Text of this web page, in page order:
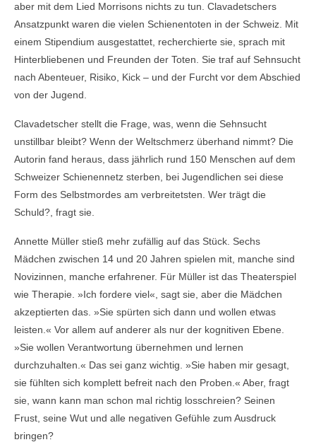
aber mit dem Lied Morrisons nichts zu tun. Clavadetschers
Ansatzpunkt waren die vielen Schienentoten in der Schweiz. Mit
einem Stipendium ausgestattet, recherchierte sie, sprach mit
Hinterbliebenen und Freunden der Toten. Sie traf auf Sehnsucht
nach Abenteuer, Risiko, Kick – und der Furcht vor dem Abschied
von der Jugend.
Clavadetscher stellt die Frage, was, wenn die Sehnsucht
unstillbar bleibt? Wenn der Weltschmerz überhand nimmt? Die
Autorin fand heraus, dass jährlich rund 150 Menschen auf dem
Schweizer Schienennetz sterben, bei Jugendlichen sei diese
Form des Selbstmordes am verbreitetsten. Wer trägt die
Schuld?, fragt sie.
Annette Müller stieß mehr zufällig auf das Stück. Sechs
Mädchen zwischen 14 und 20 Jahren spielen mit, manche sind
Novizinnen, manche erfahrener. Für Müller ist das Theaterspiel
wie Therapie. »Ich fordere viel«, sagt sie, aber die Mädchen
akzeptierten das. »Sie spürten sich dann und wollen etwas
leisten.« Vor allem auf anderer als nur der kognitiven Ebene.
»Sie wollen Verantwortung übernehmen und lernen
durchzuhalten.« Das sei ganz wichtig. »Sie haben mir gesagt,
sie fühlten sich komplett befreit nach den Proben.« Aber, fragt
sie, wann kann man schon mal richtig losschreien? Seinen
Frust, seine Wut und alle negativen Gefühle zum Ausdruck
bringen?